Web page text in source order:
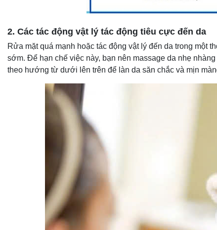
2. Các tác động vật lý tác động tiêu cực đến da
Rửa mặt quá mạnh hoặc tác động vật lý đến da trong một
sớm. Để hạn chế việc này, bạn nên massage da nhẹ
theo hướng từ dưới lên trên để làn da săn chắc và mịn